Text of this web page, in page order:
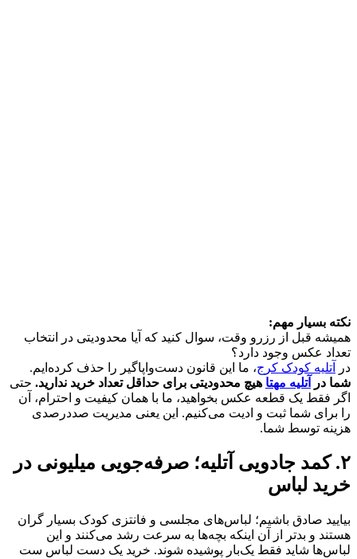
نکته بسیار مهم:
همیشه قبل از رزرو وقت، سوال کنید که آیا محدودیتی در انتخاب
تعداد عکس وجود دارد؟
در
آتلیه کودک کرج، ما این قانون دست‌وا‌پاگیر را حذف کرده‌ایم.
شما در
آتلیه مهتا هیچ محدودیتی برای حداقل تعداد خرید ندارید. حتی
اگر فقط یک قطعه عکس بخواهید، ما با همان کیفیت و احترام، آن
را برای شما ثبت و ادیت می‌کنیم. این یعنی مدیریت صددرصدی
هزینه توسط شما.
۲. کمد جادویی آتلیه؛ صرفه‌جویی میلیونی در
خرید لباس
بیایید صادق باشیم؛ لباس‌های مجلسی و فانتزی کودک بسیار گران
هستند و بدتر از آن اینکه بچه‌ها به سرعت رشد می‌کنند و این
لباس‌ها شاید فقط یک‌بار پوشیده شوند. خرید یک دست لباس ست